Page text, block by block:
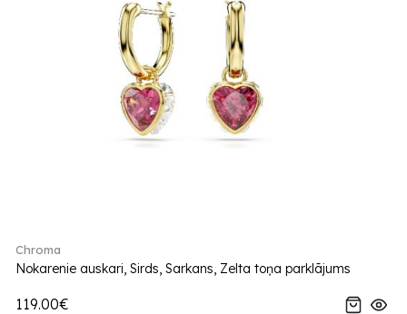
Chroma
Nokarenie auskari, Sirds, Sarkans, Zelta toņa parklājums
119.00€